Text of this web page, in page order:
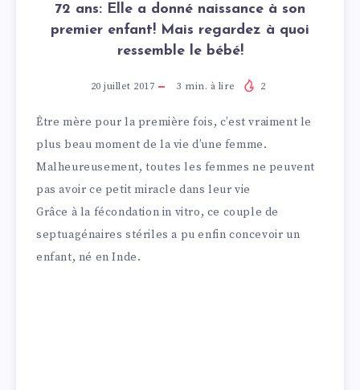
72 ans: Elle a donné naissance à son
premier enfant! Mais regardez à quoi
ressemble le bébé!
20 juillet 2017 3 min. à lire 2
Être mère pour la première fois, c’est vraiment le
plus beau moment de la vie d’une femme.
Malheureusement, toutes les femmes ne peuvent
pas avoir ce petit miracle dans leur vie
Grâce à la fécondation in vitro, ce couple de
septuagénaires stériles a pu enfin concevoir un
enfant, né en Inde.